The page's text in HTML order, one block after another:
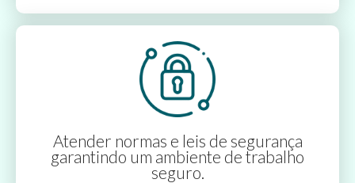
Atender normas e leis de segurança
garantindo um ambiente de trabalho
seguro.